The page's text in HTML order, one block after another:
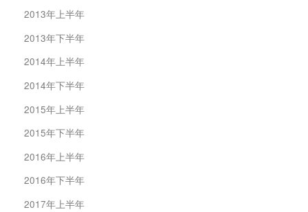
2013年上半年
2013年下半年
2014年上半年
2014年下半年
2015年上半年
2015年下半年
2016年上半年
2016年下半年
2017年上半年